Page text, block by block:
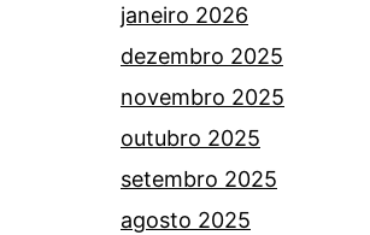
janeiro 2026
dezembro 2025
novembro 2025
outubro 2025
setembro 2025
agosto 2025